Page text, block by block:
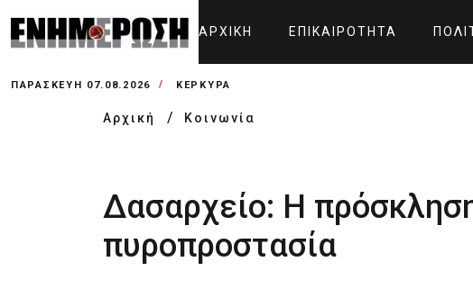
ΑΡΧΙΚΉ ΕΠΙΚΑΙΡΌΤΗΤΑ
ΠΑΡΑΣΚΕΥΉ 07.08.2026 ΚΕΡΚΥΡΑ
Αρχική Κοινωνία
Δασαρχείο: Η
πυροπροστασία